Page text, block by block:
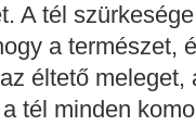
A tél
a természet,
éltető
tél minden